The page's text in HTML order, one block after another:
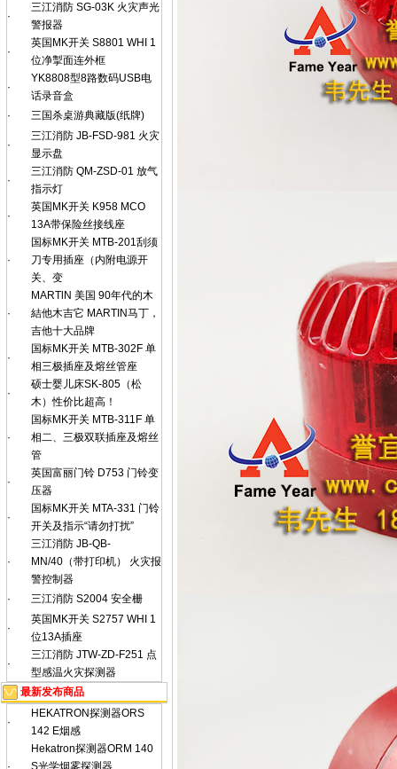
·
三江消防 SG-03K 火灾声光
警报器
·
英国MK开关 S8801 WHI 1
位净掣面连外框
·
YK8808型8路数码USB电
话录音盒
·
三国杀桌游典藏版(纸牌)
·
三江消防 JB-FSD-981 火灾
显示盘
·
三江消防 QM-ZSD-01 放气
指示灯
·
英国MK开关 K958 MCO
13A带保险丝接线座
·
国标MK开关 MTB-201刮须
刀专用插座（内附电源开
关、变
·
MARTlN 美国 90年代的木
結他木吉它 MARTIN马丁，
吉他十大品牌
·
国标MK开关 MTB-302F 单
相三极插座及熔丝管座
·
硕士婴儿床SK-805（松
木）性价比超高！
·
国标MK开关 MTB-311F 单
相二、三极双联插座及熔丝
管
·
英国富丽门铃 D753 门铃变
压器
·
国标MK开关 MTA-331 门铃
开关及指示“请勿打扰”
·
三江消防 JB-QB-
MN/40（带打印机） 火灾报
警控制器
·
三江消防 S2004 安全栅
·
英国MK开关 S2757 WHI 1
位13A插座
·
三江消防 JTW-ZD-F251 点
型感温火灾探测器
最新发布商品
·
HEKATRON探测器ORS
142 E烟感
·
Hekatron探测器ORM 140
S光学烟雾探测器